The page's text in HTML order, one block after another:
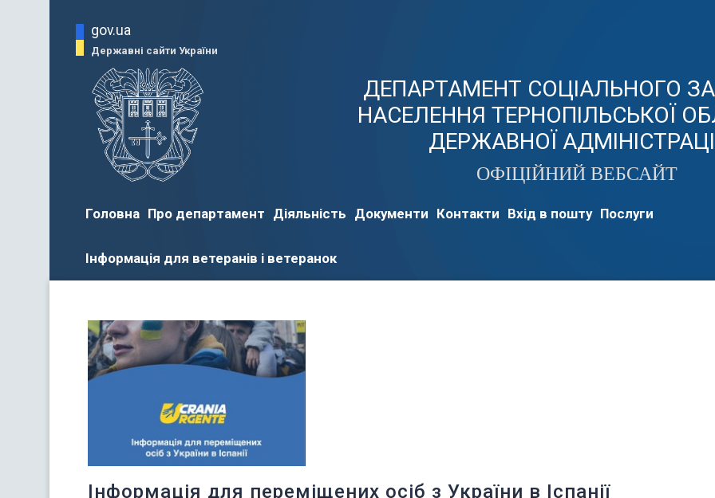
gov.ua
Державні сайти України
ДЕПАРТАМЕНТ СОЦІАЛЬНОГО
НАСЕЛЕННЯ ТЕРНОПІЛЬСЬКОЇ
ДЕРЖАВНОЇ
ОФІЦІЙНИЙ ВЕБСАЙТ
Головна Про департамент Діяльність Документи Контакти Вхід в пошту Послуги
Інформація для ветеранів і ветеранок
Інформація для переміщених осіб з України в Іспанії